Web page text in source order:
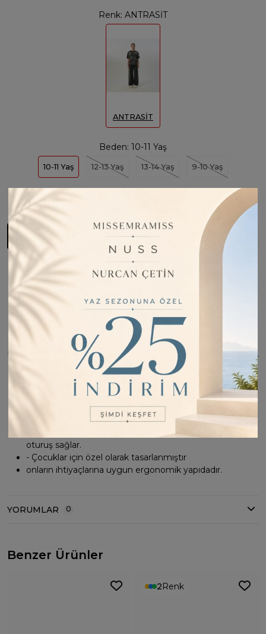
Renk: ANTRASİT
ANTRASİT
Beden: 10-11 Yaş
10-11 Yaş 12-13 Yaş 13-14 Yaş 9-10 Yaş
Sepete Ekle
Fiyatı Düşünce Haber Ver
LOC74415
İade Bilgisi:
Değişim Kabul Edilir
Bu Ürünü Paylaş
ÜRÜN BILGISI
Standart boy kesimiyle vücuda tam oturur ve hareket
özgürlüğü Sağlar
- Pamuklu materyali cildi tahriş etmeden yumuşak bir
dokunuş hissi verir.
- Relaxed kalıbı sayesinde vücudu sarmayan, rahat bir
oturuş sağlar.
- Çocuklar için özel olarak tasarlanmıştır
onların ihtiyaçlarına uygun ergonomik yapıdadır.
YORUMLAR 0
Benzer Ürünler
2Renk